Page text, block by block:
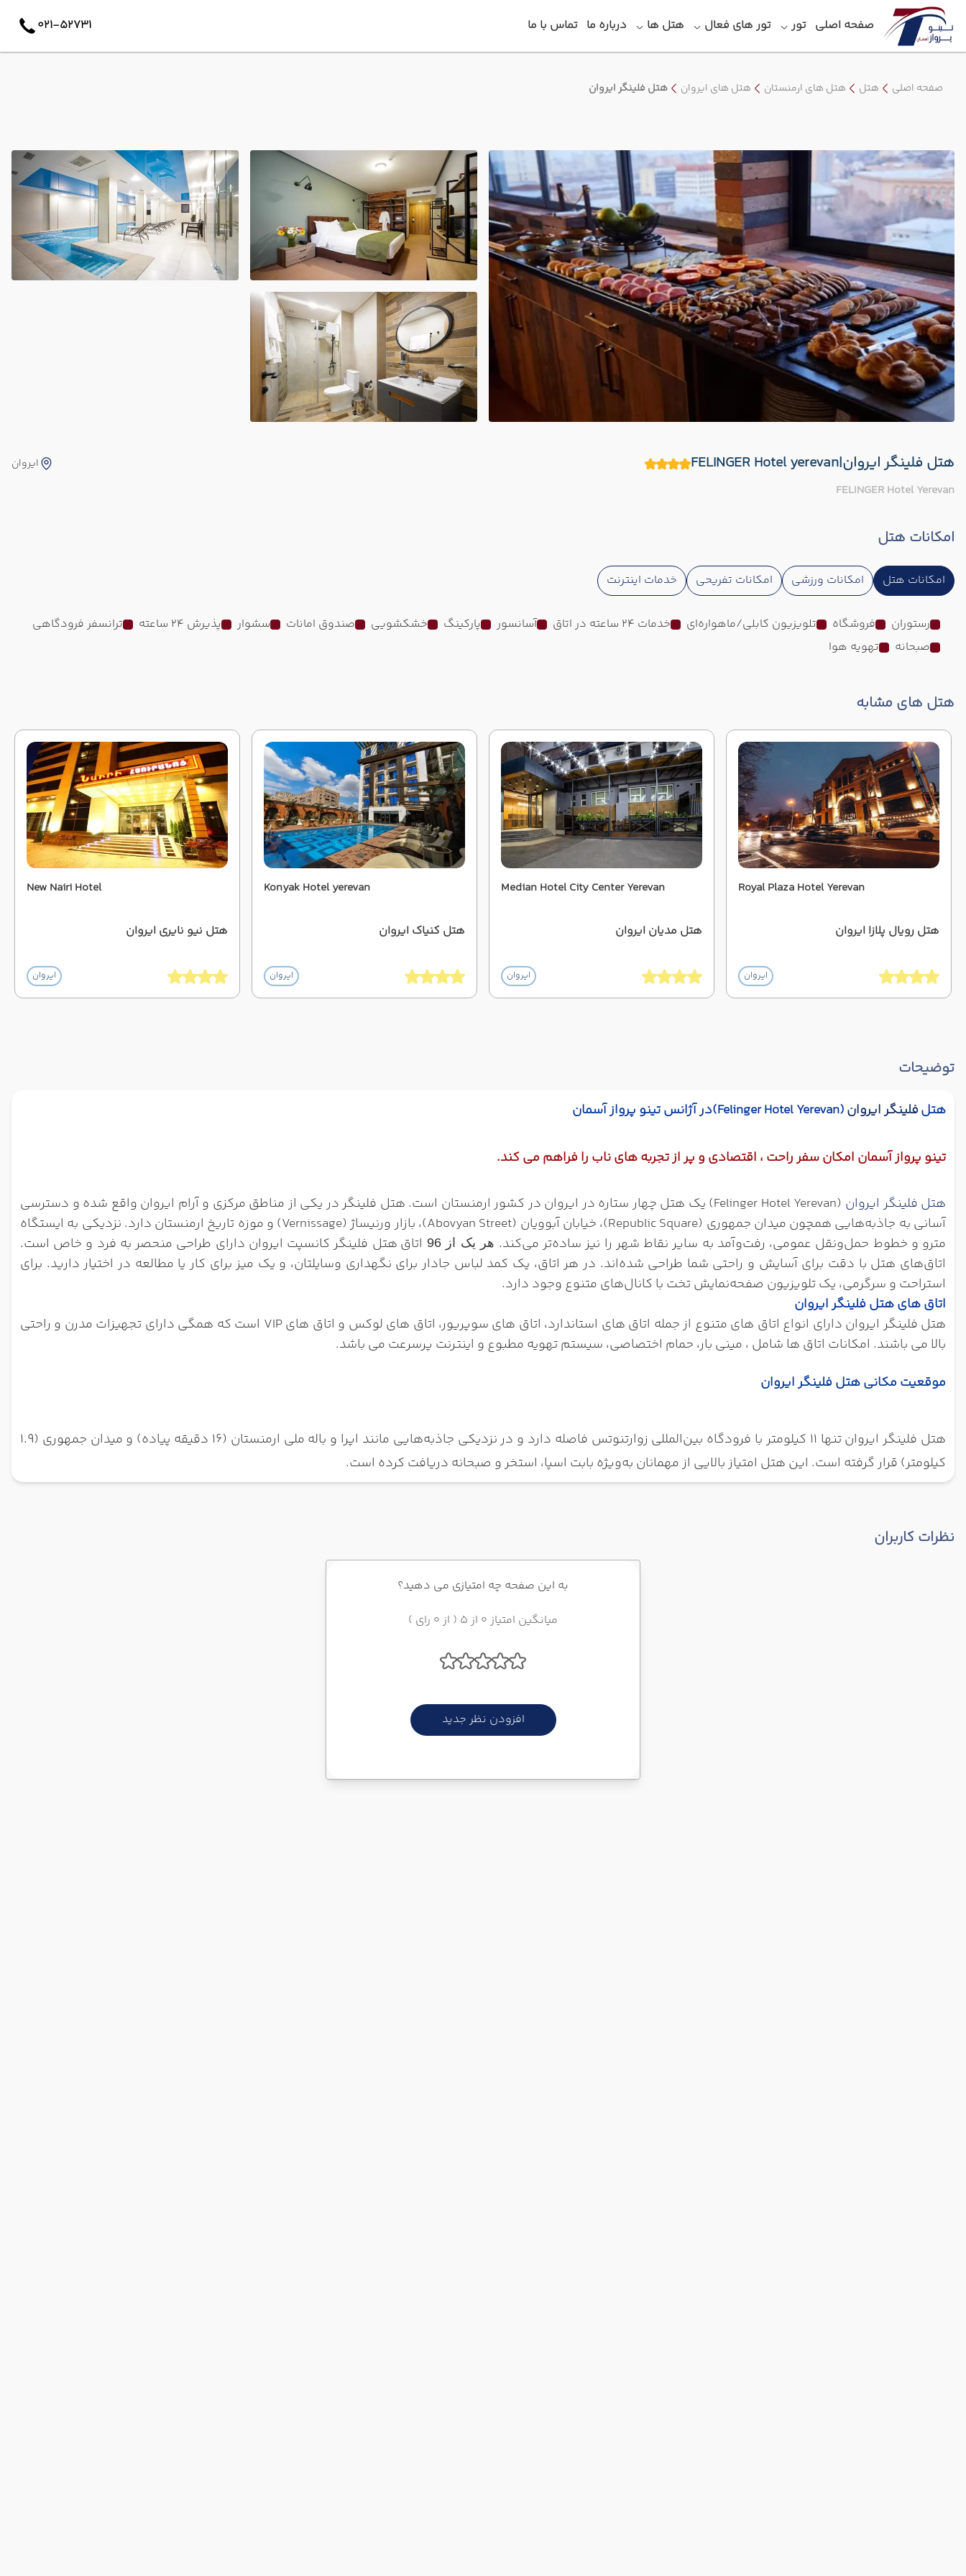
صفحه اصلی تور تور های فعال هتل‎ ها درباره ما تماس با ما 021-52731
صفحه اصلی هتل هتل های ارمنستان هتل های ایروان هتل فلینگر ایروان
هتل فلینگر ایروان|FELINGER Hotel yerevan
FELINGER Hotel Yerevan
ایروان
امکانات هتل
امکانات هتل امکانات ورزشی امکانات تفریحی خدمات اینترنت
رستوران فروشگاه تلویزیون کابلی/ماهواره‌ای خدمات 24 ساعته در اتاق آسانسور پارکینگ خشکشویی صندوق امانات سشوار پذیرش 24 ساعته
ترانسفر فرودگاهی
صبحانه
تهویه هوا
هتل های مشابه
Royal Plaza Hotel Yerevan
هتل رویال پلازا ایروان
ایروان
Median Hotel City Center Yerevan
هتل مدیان ایروان
ایروان
Konyak Hotel yerevan
هتل کنیاک ایروان
ایروان
New Nairi Hotel
هتل نیو نایری ایروان
ایروان
توضیحات
هتلفلینگر ایروان(
Felinger Hotel Yerevan) در آژانس تینو پرواز آسمان
تینو پرواز آسمان امکان سفر راحت ، اقتصادی و پر از تجربه های ناب را فراهم می کند.
هتل فلینگر ایروان
(Felinger Hotel Yerevan) یک هتل چهار ستاره در ایروان در کشور ارمنستان است. هتل فلینگر در یکی از مناطق مرکزی و آرام ایروان واقع شده و دسترسی
آسانی به جاذبه‌هایی همچون میدان جمهوری (Republic Square)، خیابان آبوویان (Abovyan Street)، بازار ورنیساژ (Vernissage) و موزه تاریخ ارمنستان دارد. نزدیکی به ایستگاه
مترو و خطوط حمل‌ونقل عمومی، رفت‌وآمد به سایر نقاط شهر را نیز ساده‌تر می‌کند. هر یک از 96 اتاق هتل فلینگر کانسپت ایروان دارای طراحی منحصر به فرد و خاص است.
اتاق‌های هتل با دقت برای آسایش و راحتی شما طراحی شده‌اند. در هر اتاق، یک کمد لباس جادار برای نگهداری وسایلتان، و یک میز برای کار یا مطالعه در اختیار دارید. برای
استراحت و سرگرمی، یک تلویزیون صفحه‌نمایش تخت با کانال‌های متنوع وجود دارد.
اتاق های هتل فلینگر ایروان
هتل فلینگر ایروان دارای انواع اتاق های متنوع از جمله اتاق های استاندارد، اتاق های سوپریور، اتاق های لوکس و اتاق های VIP است که همگی دارای تجهیزات مدرن و راحتی
بالا می باشند. امکانات اتاق ها شامل ، مینی بار، حمام اختصاصی، سیستم تهویه مطبوع و اینترنت پرسرعت می باشد.
موقعیت مکانی هتل فلینگر ایروان
هتل فلینگر ایروان تنها ۱۱
کیلومتر با فرودگاه بین‌المللی زوارتنوتس فاصله دارد و در نزدیکی جاذبه‌هایی مانند اپرا و باله ملی ارمنستان (۱۶ دقیقه پیاده) و میدان جمهوری (۱.۹
کیلومتر) قرار گرفته است. این هتل امتیاز بالایی از مهمانان به‌ویژه بابت اسپا، استخر و صبحانه دریافت کرده است.
نظرات کاربران
به این صفحه چه امتیازی می دهید؟
میانگین امتیاز 0 از 5 ( از 0 رای )
افزودن نظر جدید